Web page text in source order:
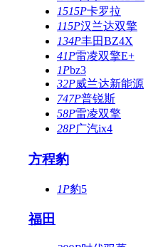
1515P卡罗拉
115P汉兰达双擎
134P丰田BZ4X
41P雷凌双擎E+
1Pbz3
32P威兰达新能源
747P普锐斯
58P雷凌双擎
28P广汽ix4
方程豹
1P豹5
福田